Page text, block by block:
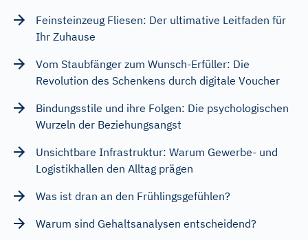
Feinsteinzeug Fliesen: Der ultimative Leitfaden für
Ihr Zuhause
Vom Staubfänger zum Wunsch-Erfüller: Die
Revolution des Schenkens durch digitale Voucher
Bindungsstile und ihre Folgen: Die psychologischen
Wurzeln der Beziehungsangst
Unsichtbare Infrastruktur: Warum Gewerbe- und
Logistikhallen den Alltag prägen
Was ist dran an den Frühlingsgefühlen?
Warum sind Gehaltsanalysen entscheidend?